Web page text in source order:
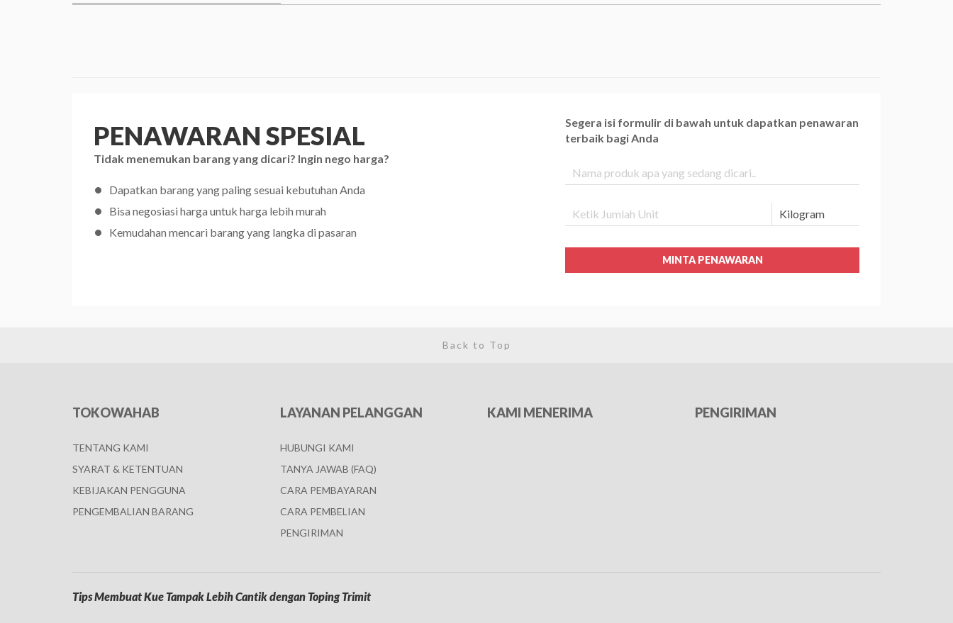
PENAWARAN SPESIAL
Tidak menemukan barang yang dicari? Ingin nego harga?
Dapatkan barang yang paling sesuai kebutuhan Anda
Bisa negosiasi harga untuk harga lebih murah
Kemudahan mencari barang yang langka di pasaran
Segera isi formulir di bawah untuk dapatkan penawaran
terbaik bagi Anda
MINTA PENAWARAN
Back to Top
TOKOWAHAB
TENTANG KAMI
SYARAT & KETENTUAN
KEBIJAKAN PENGGUNA
PENGEMBALIAN BARANG
LAYANAN PELANGGAN
HUBUNGI KAMI
TANYA JAWAB (FAQ)
CARA PEMBAYARAN
CARA PEMBELIAN
PENGIRIMAN
KAMI MENERIMA PENGIRIMAN
Tips Membuat Kue Tampak Lebih Cantik dengan Toping Trimit